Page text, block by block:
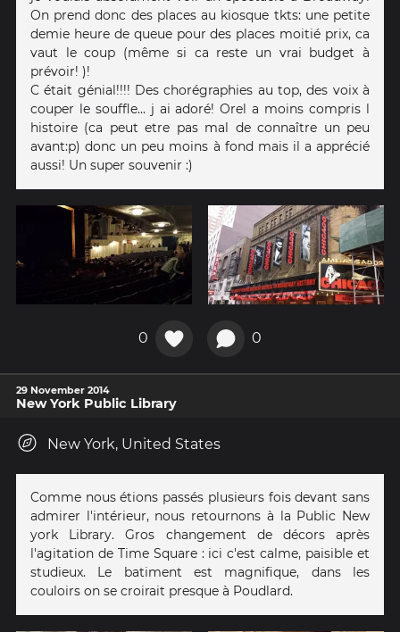
On prend donc des places au kiosque tkts: une petite
demie heure de queue pour des places moitié prix, ca
vaut le coup (même si ca reste un vrai budget à
prévoir! )!
C était génial!!!! Des chorégraphies au top, des voix à
couper le souffle... j ai adoré! Orel a moins compris l
histoire (ca peut etre pas mal de connaître un peu
avant:p) donc un peu moins à fond mais il a apprécié
aussi! Un super souvenir :)
0 0
29 November 2014
New York Public Library
New York, United States
Comme nous étions passés plusieurs fois devant sans
admirer l'intérieur, nous retournons à la Public New
york Library. Gros changement de décors après
l'agitation de Time Square : ici c'est calme, paisible et
studieux. Le batiment est magnifique, dans les
couloirs on se croirait presque à Poudlard.